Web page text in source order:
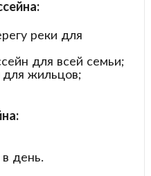
реки для
для всей семьи;
для жильцов;
день.